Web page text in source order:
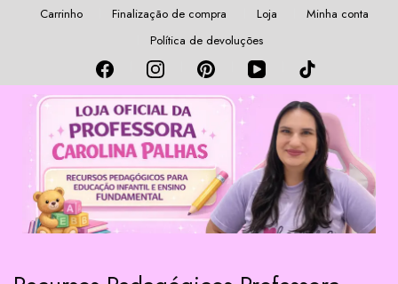
Carrinho Finalização de compra Loja
Minha conta
Política de devoluções